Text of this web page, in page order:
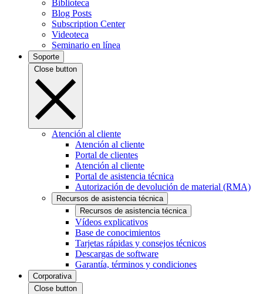
Biblioteca
Blog Posts
Subscription Center
Videoteca
Seminario en línea
Soporte
Close button
Atención al cliente
Atención al cliente
Portal de clientes
Atención al cliente
Portal de asistencia técnica
Autorización de devolución de material (RMA)
Recursos de asistencia técnica
Recursos de asistencia técnica
Vídeos explicativos
Base de conocimientos
Tarjetas rápidas y consejos técnicos
Descargas de software
Garantía, términos y condiciones
Corporativa
Close button